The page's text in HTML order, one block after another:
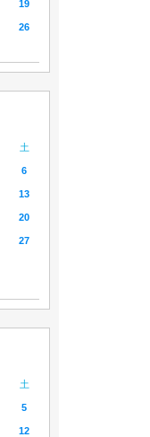
19
26
土
6
13
20
27
土
5
12